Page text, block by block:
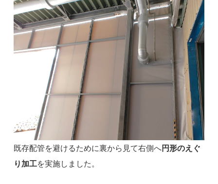
既存配管を避けるために裏から見て右側へ円形のえぐ
り加工を実施しました。